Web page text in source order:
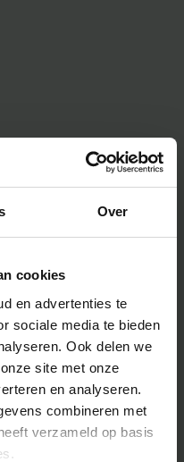
Over
cookies
en advertenties te
sociale media te bieden
Ook delen we
site met onze
en analyseren.
combineren met
verzameld op basis